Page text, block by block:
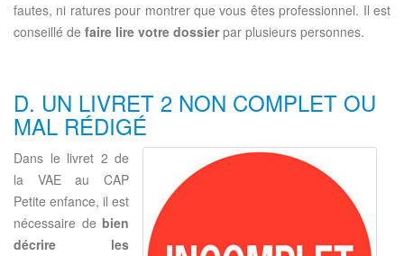
fautes, ni ratures pour montrer que vous êtes professionnel. Il est
conseillé de faire lire votre dossier par plusieurs personnes.
D. UN LIVRET 2 NON COMPLET OU
MAL RÉDIGÉ
Dans le livret 2 de
la VAE au CAP
Petite enfance, il est
nécessaire de bien
décrire les